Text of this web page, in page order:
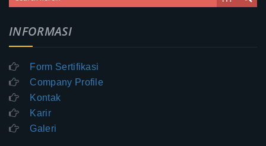
INFORMASI
Form Sertifikasi
Company Profile
Kontak
Karir
Galeri